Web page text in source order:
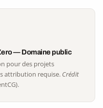
— Domaine public
pour des projets
attribution requise. Crédit